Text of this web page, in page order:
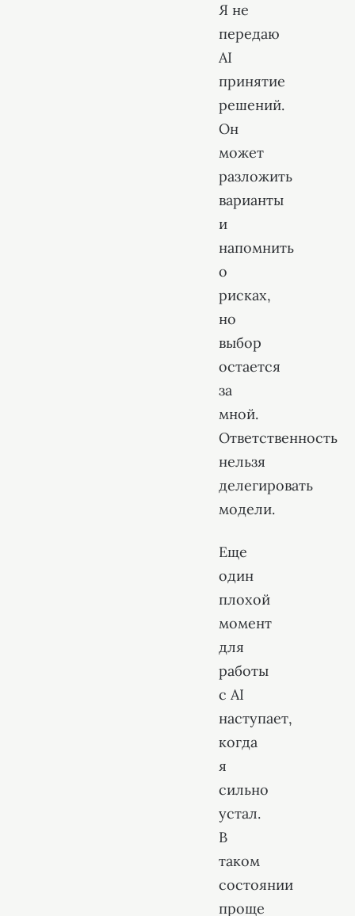
Я не
передаю
AI
принятие
решений.
Он
может
разложить
варианты
и
напомнить
о
рисках,
но
выбор
остается
за
мной.
Ответственность
нельзя
делегировать
модели.
Еще
один
плохой
момент
для
работы
с AI
наступает,
когда
я
сильно
устал.
В
таком
состоянии
проще